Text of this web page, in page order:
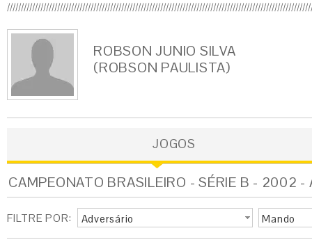
ROBSON JUNIO SILVA
(ROBSON PAULISTA)
JOGOS
CAMPEONATO BRASILEIRO - SÉRIE B - 2002 -
FILTRE POR: Adversário Mando